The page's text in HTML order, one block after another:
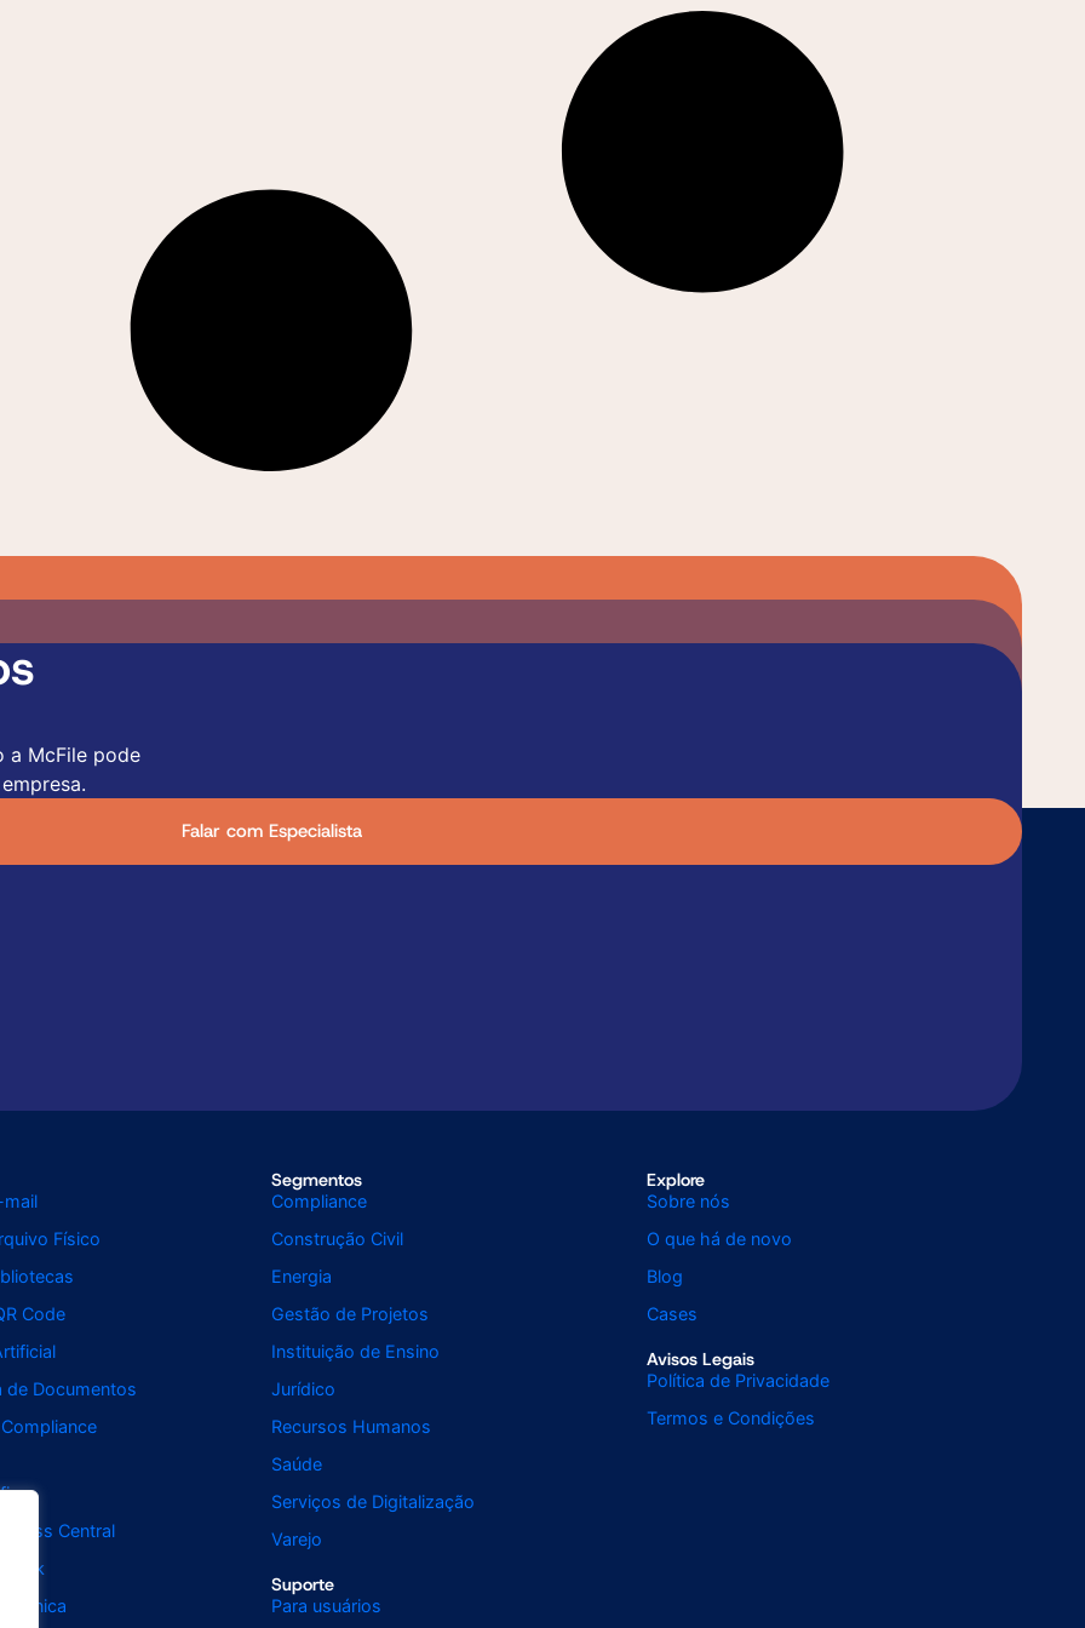
a McFile pode
Falar com Especialista
mail
Físico
Code
de Documentos
Central
Segmentos
Compliance
Construção Civil
Energia
Gestão de Projetos
Instituição de Ensino
Jurídico
Recursos Humanos
Saúde
Serviços de Digitalização
Varejo
Suporte
Para usuários
Explore
Sobre nós
O que há de novo
Blog
Cases
Avisos Legais
Política de Privacidade
Termos e Condições